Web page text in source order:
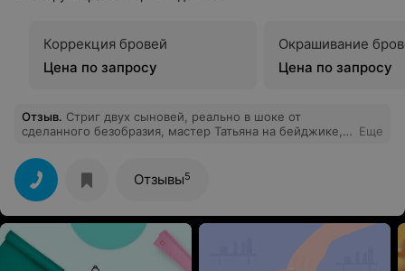
Коррекция бровей
Цена по запросу
Окрашивание
Цена по запросу
Отзыв. Стриг двух сыновей, реально в шоке от
сделанного безобразия, мастер Татьяна на бейджике,
исправить с утра в другой парикмахерской, т.к у детей
выступление, а они "красавцы".
Еще
Отзывы5